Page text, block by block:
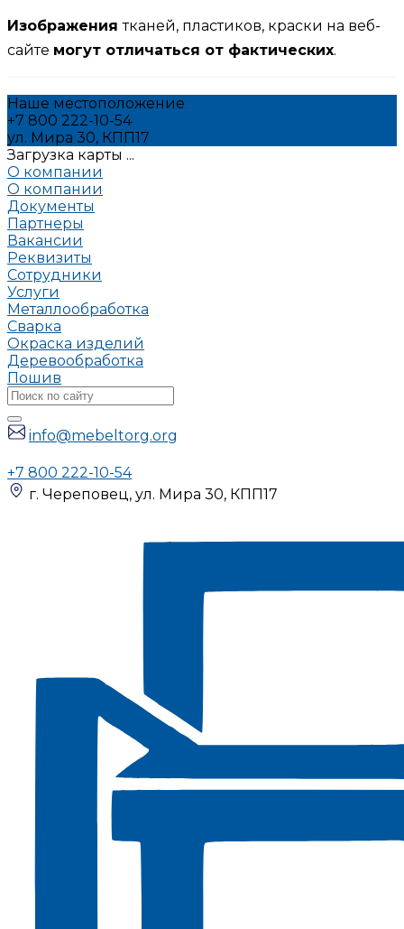
Изображениятканей, пластиков, краски на веб-
сайте могут отличаться от фактических.
Наше местоположение
+7 800 222-10-54
ул. Мира 30, КПП17
Загрузка карты ...
О компании
О компании
Документы
Партнеры
Вакансии
Реквизиты
Сотрудники
Услуги
Металлообработка
Сварка
Окраска изделий
Деревообработка
Пошив
info@mebeltorg.org
+7 800 222-10-54
г. Череповец, ул. Мира 30, КПП17